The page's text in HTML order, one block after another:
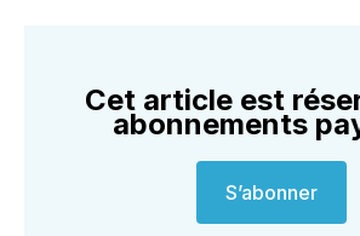
Cet article est
abonnements
S’abonner